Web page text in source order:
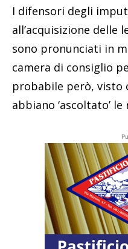
I difensori degli
all’acquisizione delle
sono pronunciati in
camera di consiglio
probabile però, visto
abbiano ‘ascoltato’